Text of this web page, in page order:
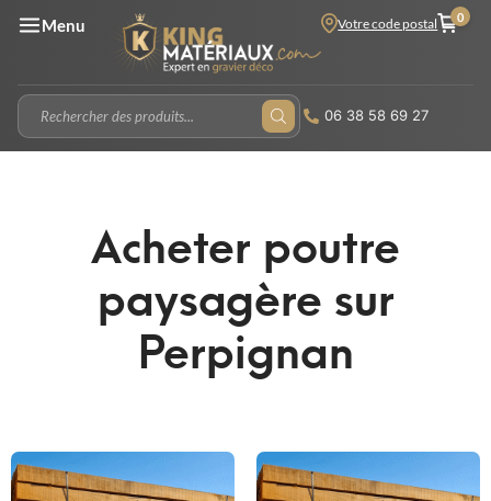
Menu Votre code postal 0
06 38 58 69 27
Acheter poutre
paysagère sur
Perpignan